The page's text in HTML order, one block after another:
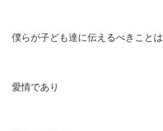
僕らが子ども達に伝えるべきことは
愛情であり